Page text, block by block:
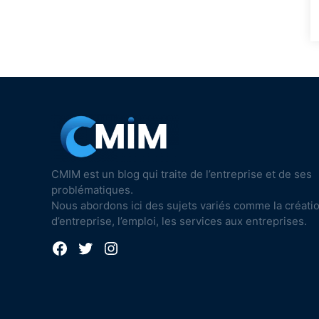
CMIM est un blog qui traite de l’entreprise et de ses
problématiques.
Nous abordons ici des sujets variés comme la
d’entreprise, l’emploi, les services aux entreprises.
Facebook
TwitterInstagram